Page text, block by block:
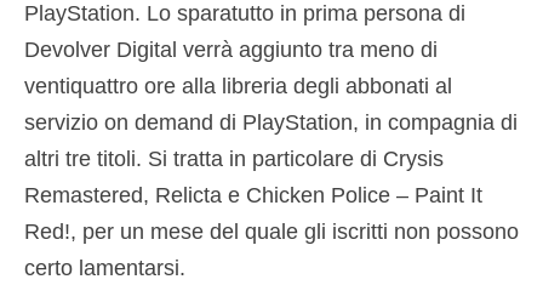
PlayStation. Lo sparatutto in prima persona di
Devolver Digital verrà aggiunto tra meno di
ventiquattro ore alla libreria degli abbonati al
servizio on demand di PlayStation, in compagnia di
altri tre titoli. Si tratta in particolare di Crysis
Remastered, Relicta e Chicken Police – Paint It
Red!, per un mese del quale gli iscritti non possono
certo lamentarsi.